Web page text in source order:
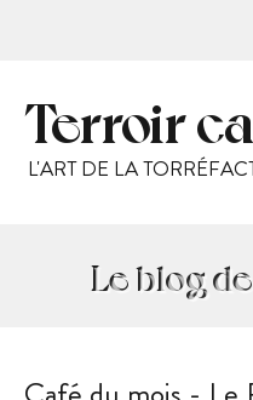
Terroir
L'ART DE LA
Le blog